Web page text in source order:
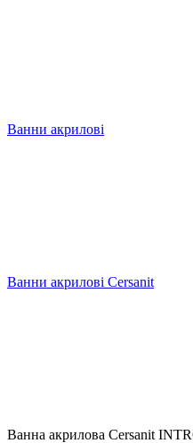
Ванни акрилові
Ванни акрилові Cersanit
Ванна акрилова Cersanit